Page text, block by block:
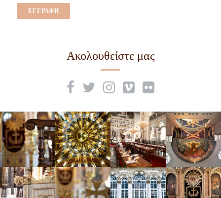
Ακολουθείστε μας